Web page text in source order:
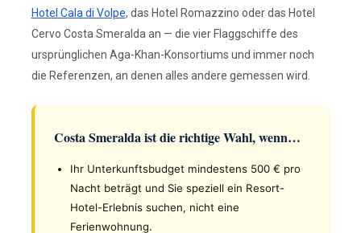
Hotel Cala di Volpe, das Hotel Romazzino oder das Hotel
Cervo Costa Smeralda an — die vier Flaggschiffe des
ursprünglichen Aga-Khan-Konsortiums und immer noch
die Referenzen, an denen alles andere gemessen wird.
Costa Smeralda ist die richtige Wahl, wenn…
Ihr Unterkunftsbudget mindestens 500 € pro
Nacht beträgt und Sie speziell ein Resort-
Hotel-Erlebnis suchen, nicht eine
Ferienwohnung.